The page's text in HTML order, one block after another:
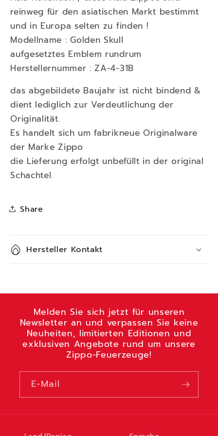
reinweg für den asiatischen Markt bestimmt
und in Europa selten zu finden !
Modellname : Golden Skull
aufgesetztes Emblem rundrum
Herstellernummer : ZA-4-31B
das abgebildete Baujahr ist nicht bindend &
dient lediglich zur Verdeutlichung der
Originalität.
Es handelt sich um fabrikneue Originalware
der Marke Zippo
die Lieferung erfolgt unbefüllt in der original
Schachtel.
Share
Hersteller Kontakt
Melden Sie sich jetzt für unseren
Newsletter an und verpassen Sie keine
Neuheiten, limitierten Editionen und
exklusiven Angebote rund um unsere
Zippo-Feuerzeuge!
E-Mail